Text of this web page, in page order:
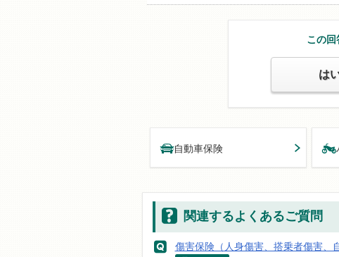
この回
は
自動車保険
関連するよくあるご質問
傷害保険（人身傷害、搭乗者傷害、